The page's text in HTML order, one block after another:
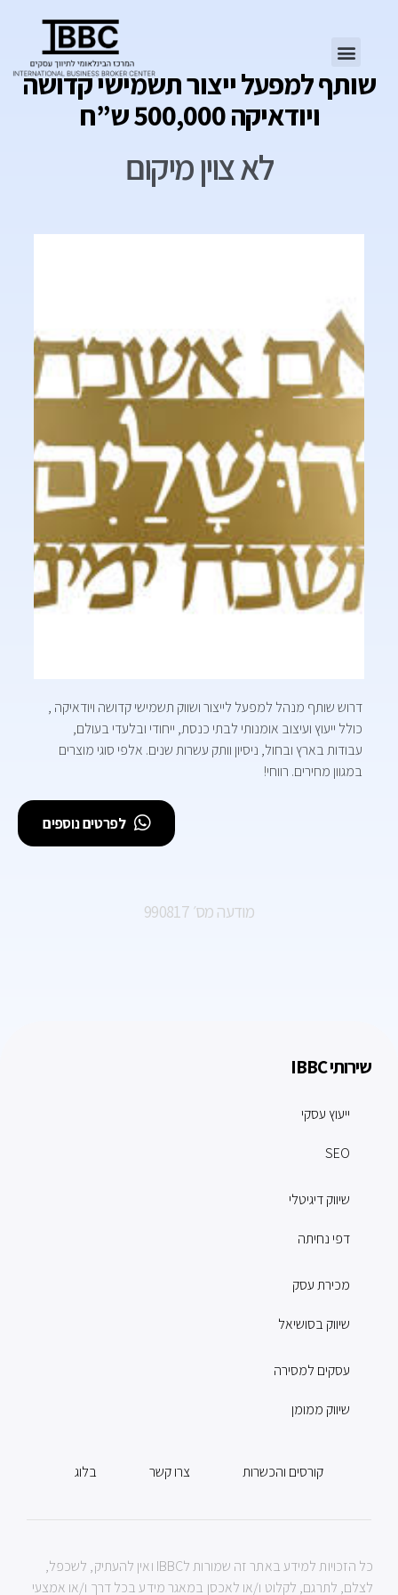
שותף למפעל ייצור תשמישי קדושה
ויודאיקה 500,000 ש”ח
לא צוין מיקום
דרוש שותף מנהל למפעל לייצור ושווק תשמישי קדושה ויודאיקה ,
כולל ייעוץ ועיצוב אומנותי לבתי כנסת, ייחודי ובלעדי בעולם,
עבודות בארץ ובחול, ניסיון וותק עשרות שנים. אלפי סוגי מוצרים
במגוון מחירים. רווחי!
לפרטים נוספים
מודעה מס׳ 990817
שירותי IBBC
ייעוץ עסקי
SEO
שיווק דיגיטלי
דפי נחיתה
מכירת עסק
שיווק בסושיאל
עסקים למסירה
שיווק ממומן
בלוג צרו קשר קורסים והכשרות
כל הזכויות למידע באתר זה שמורות לIBBC ואין להעתיק, לשכפל,
לצלם, לתרגם, לקלוט ו/או לאכסן במאגר מידע בכל דרך ו/או אמצעי